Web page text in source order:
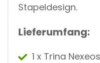
Stapeldesign.
Lieferumfang:
1 x Trina